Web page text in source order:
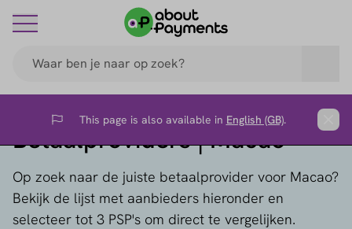
Flag This page is also available in English (GB).
Betaalproviders | Macao
Op zoek naar de juiste betaalprovider voor Macao?
Bekijk de lijst met aanbieders hieronder en
selecteer tot 3 PSP's om direct te vergelijken.